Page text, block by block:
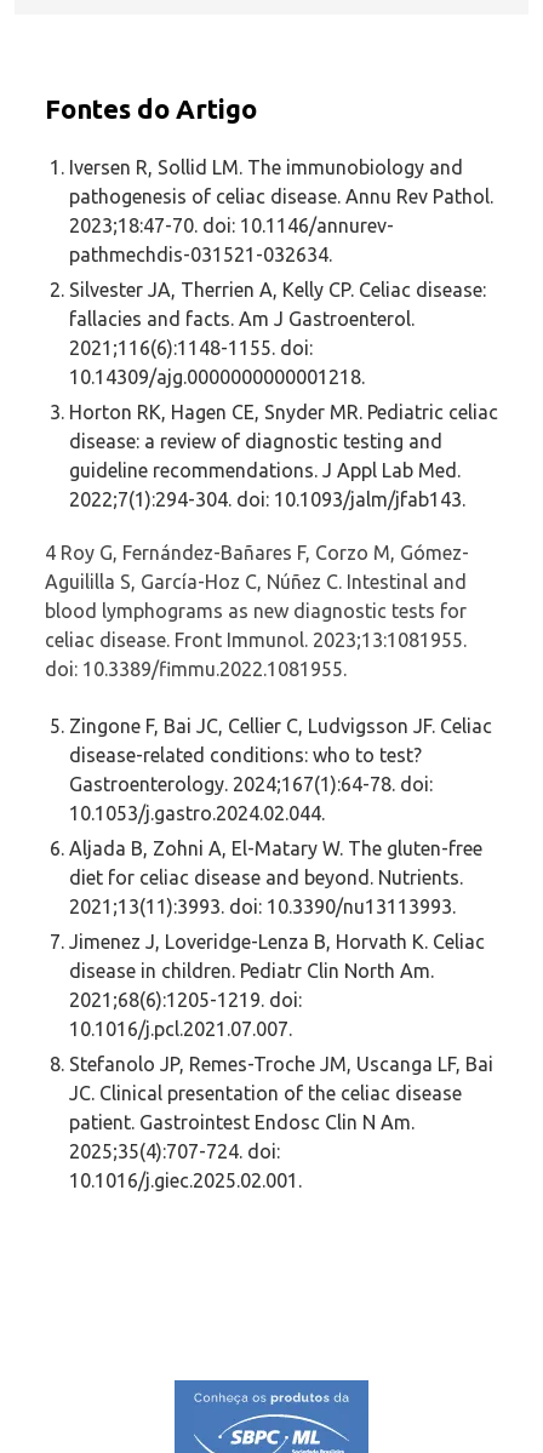
Fontes do Artigo
Iversen R, Sollid LM. The immunobiology and
pathogenesis of celiac disease. Annu Rev Pathol.
2023;18:47-70. doi: 10.1146/annurev-
pathmechdis-031521-032634.
Silvester JA, Therrien A, Kelly CP. Celiac disease:
fallacies and facts. Am J Gastroenterol.
2021;116(6):1148-1155. doi:
10.14309/ajg.0000000000001218.
Horton RK, Hagen CE, Snyder MR. Pediatric celiac
disease: a review of diagnostic testing and
guideline recommendations. J Appl Lab Med.
2022;7(1):294-304. doi: 10.1093/jalm/jfab143.
4 Roy G, Fernández-Bañares F, Corzo M, Gómez-
Aguililla S, García-Hoz C, Núñez C. Intestinal and
blood lymphograms as new diagnostic tests for
celiac disease. Front Immunol. 2023;13:1081955.
doi: 10.3389/fimmu.2022.1081955.
Zingone F, Bai JC, Cellier C, Ludvigsson JF. Celiac
disease-related conditions: who to test?
Gastroenterology. 2024;167(1):64-78. doi:
10.1053/j.gastro.2024.02.044.
Aljada B, Zohni A, El-Matary W. The gluten-free
diet for celiac disease and beyond. Nutrients.
2021;13(11):3993. doi: 10.3390/nu13113993.
Jimenez J, Loveridge-Lenza B, Horvath K. Celiac
disease in children. Pediatr Clin North Am.
2021;68(6):1205-1219. doi:
10.1016/j.pcl.2021.07.007.
Stefanolo JP, Remes-Troche JM, Uscanga LF, Bai
JC. Clinical presentation of the celiac disease
patient. Gastrointest Endosc Clin N Am.
2025;35(4):707-724. doi:
10.1016/j.giec.2025.02.001.